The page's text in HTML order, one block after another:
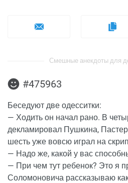
Смешные анекдоты для
#475963
Беседуют две одесситки:
— Ходить он начал рано. В
декламировал Пушкина,
шесть уже вовсю играл на
— Надо же, какой у вас
— При чем тут ребенок? Это я
Соломоновича рассказываю